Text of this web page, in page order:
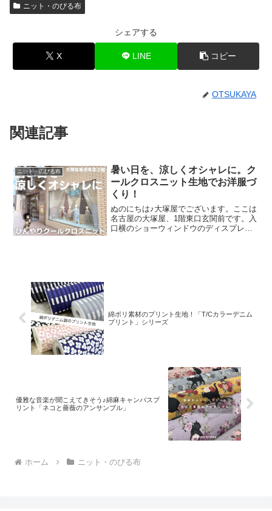
ニット・のびる布
シェアする
X LINE コピー
OTSUKAYA
関連記事
ニット・のびる布
暑い日を、涼しくオシャレに。ク
ールクロスニット生地でお洋服づ
くり！
ぬのにちは♪大塚屋でございます。ここは
名古屋の大塚屋、1階東口玄関前です。入
口横のショーウィンドウのディスプレイ
綿ポリ素材のプリント生地！「T/Cカラーデニム
プリント」シリーズ
優雅な音楽が聞こえてきそう♪綿麻キャンバスプ
リント「ネコと薔薇のアンサンブル」
ホーム ニット・のびる布